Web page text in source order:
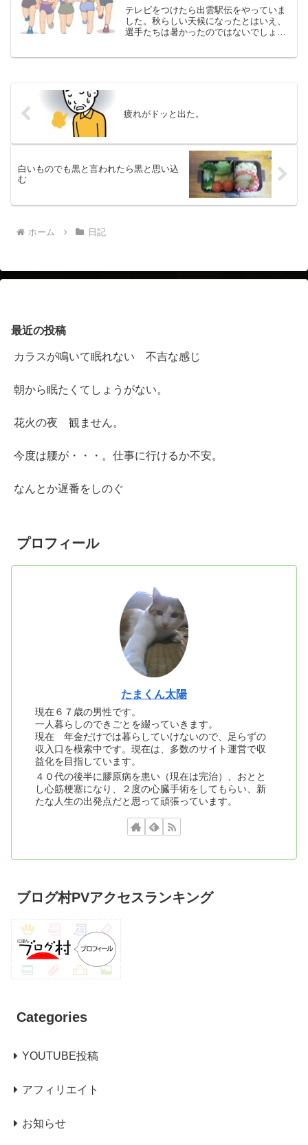
テレビをつけたら出雲駅伝をやっていま
した。秋らしい天候になったとはいえ、
選手たちは暑かったのではないでしょう
疲れがドッと出た。
白いものでも黒と言われたら黒と思い込
む
ホーム 日記
最近の投稿
カラスが鳴いて眠れない 不吉な感じ
朝から眠たくてしょうがない。
花火の夜 観ません。
今度は腰が・・・。仕事に行けるか不安。
なんとか遅番をしのぐ
プロフィール
たまくん太陽
現在６７歳の男性です。
一人暮らしのできごとを綴っていきます。
現在 年金だけでは暮らしていけないので、足らずの
収入口を模索中です。現在は、多数のサイト運営で収
益化を目指しています。
４０代の後半に膠原病を患い（現在は完治）、おとと
し心筋梗塞になり、２度の心臓手術をしてもらい、新
たな人生の出発点だと思って頑張っています。
ブログ村PVアクセスランキング
Categories
YOUTUBE投稿
アフィリエイト
お知らせ